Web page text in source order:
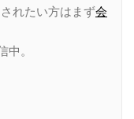
れたい方はまず会
。